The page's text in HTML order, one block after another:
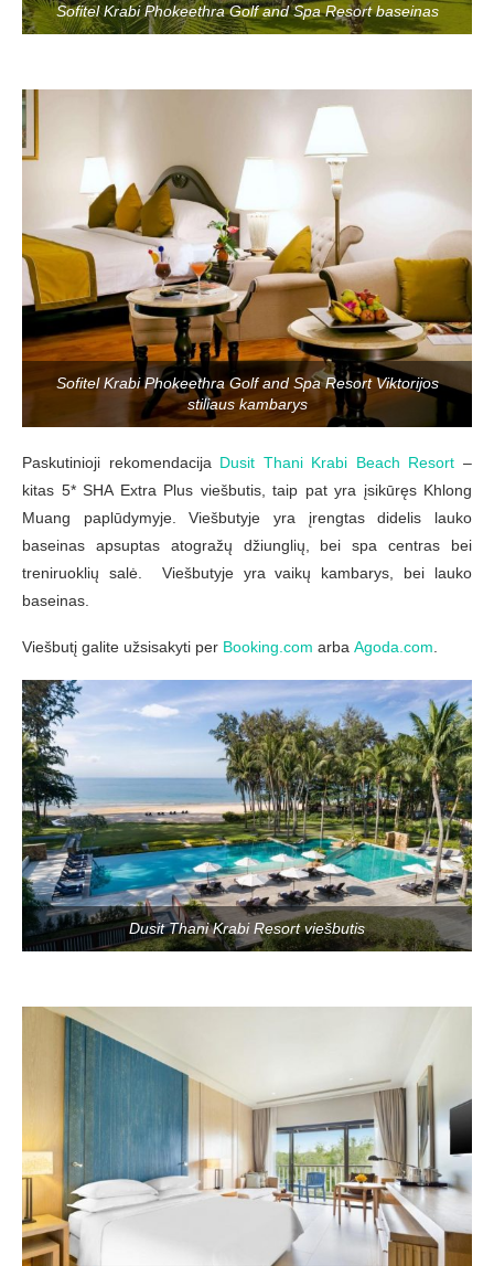
Sofitel Krabi Phokeethra Golf and Spa Resort baseinas
Sofitel Krabi Phokeethra Golf and Spa Resort Viktorijos
stiliaus kambarys
Paskutinioji rekomendacija Dusit Thani Krabi Beach Resort –
kitas 5* SHA Extra Plus viešbutis, taip pat yra įsikūręs Khlong
Muang paplūdymyje. Viešbutyje yra įrengtas didelis lauko
baseinas apsuptas atogražų džiunglių, bei spa centras bei
treniruoklių salė. Viešbutyje yra vaikų kambarys, bei lauko
baseinas.
Viešbutį galite užsisakyti per Booking.com arba Agoda.com
Dusit Thani Krabi Resort viešbutis